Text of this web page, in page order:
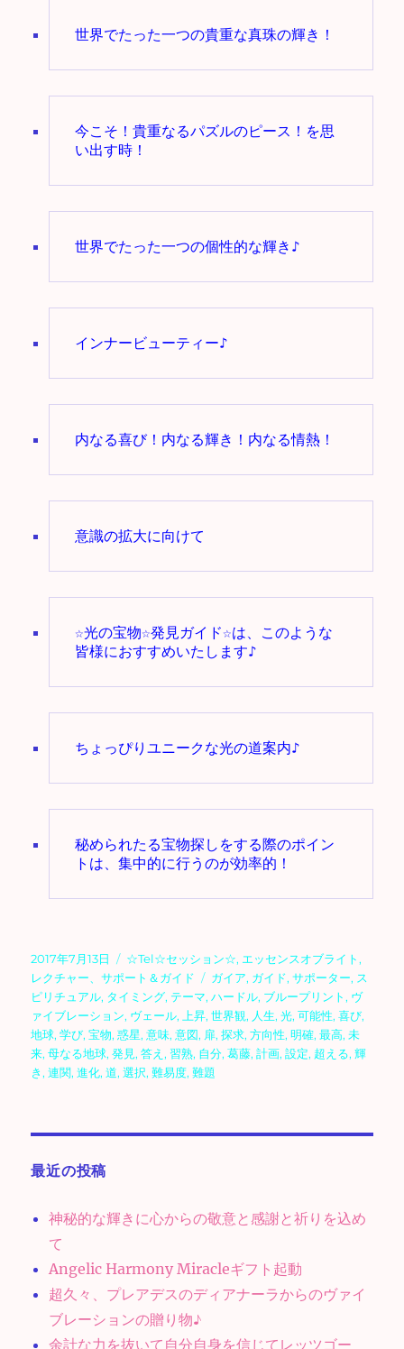
世界でたった一つの貴重な真珠の輝き！
今こそ！貴重なるパズルのピース！を思
い出す時！
世界でたった一つの個性的な輝き♪
インナービューティー♪
内なる喜び！内なる輝き！内なる情熱！
意識の拡大に向けて
☆光の宝物☆発見ガイド☆は、このような
皆様におすすめいたします♪
秘められたる宝物探しをする際のポイン
トは、集中的に行うのが効率的！
投
稿
日:
2017年7月13日
カ
テ
ゴ
リ
ー
☆Tel☆セッション☆, エッセンスオブライト ,
レクチャー、サポート＆ガイド
タ
グ
ガイア, ガイド,サポーター, ス
ピリチュアル, タイミング, テーマ,ハードル, ブループリント , ヴ
ァイブレーション, ヴェール, 上昇,世界観, 人生,光,可能性,喜び,
地球,学び,宝物,惑星,意味,意図, 扉,探求,方向性,明確,最高,未
来,母なる地球,発見 ,答え ,習熟, 自分,葛藤,計画,設定, 超える,輝
き ,連関,進化,道,選択,難易度,難題
最近の投稿
神秘的な輝きに心からの敬意と感謝と祈りを込め
て
Angelic Harmony Miracleギフト起動
超久々、プレアデスのディアナーラからのヴァイ
ブレーションの贈り物♪
余計な力を抜いて自分自身を信じてレッツゴー